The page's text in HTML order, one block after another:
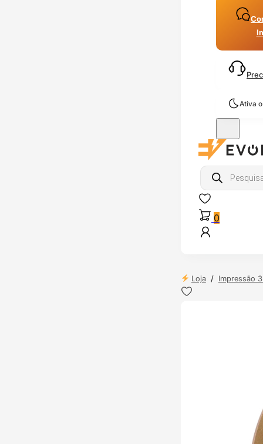
Ativa
Products
search
0
Loja / Impressão